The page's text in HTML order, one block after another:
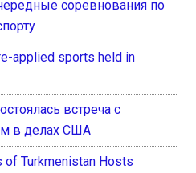
соревнования по
applied sports held in
встреча с
в делах США
Turkmenistan Hosts